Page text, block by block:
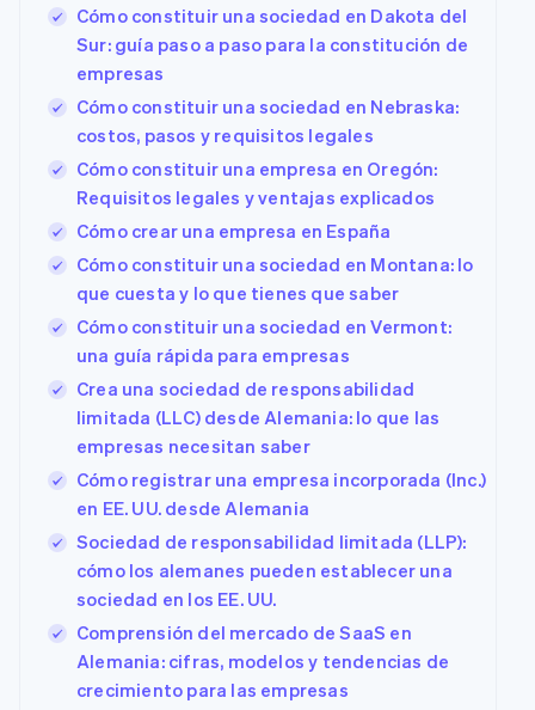
Cómo constituir una sociedad en Dakota del
Sur: guía paso a paso para la constitución de
empresas
Cómo constituir una sociedad en Nebraska:
costos, pasos y requisitos legales
Cómo constituir una empresa en Oregón:
Requisitos legales y ventajas explicados
Cómo crear una empresa en España
Cómo constituir una sociedad en Montana: lo
que cuesta y lo que tienes que saber
Cómo constituir una sociedad en Vermont:
una guía rápida para empresas
Crea una sociedad de responsabilidad
limitada (LLC) desde Alemania: lo que las
empresas necesitan saber
Cómo registrar una empresa incorporada (Inc.)
en EE. UU. desde Alemania
Sociedad de responsabilidad limitada (LLP):
cómo los alemanes pueden establecer una
sociedad en los EE. UU.
Comprensión del mercado de SaaS en
Alemania: cifras, modelos y tendencias de
crecimiento para las empresas